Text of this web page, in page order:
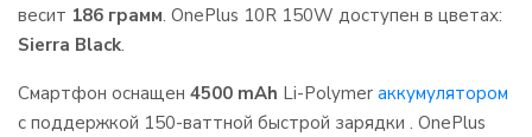
весит 186 грамм. OnePlus 10R 150W доступен в цветах:
Sierra Black.
Смартфон оснащен 4500 mAh Li-Polymer аккумулятором
с поддержкой 150-ваттной быстрой зарядки . OnePlus